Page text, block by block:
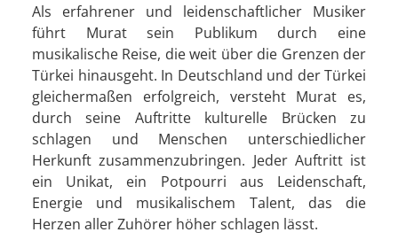
Als erfahrener und leidenschaftlicher Musiker
führt Murat sein Publikum durch eine
musikalische Reise, die weit über die Grenzen der
Türkei hinausgeht. In Deutschland und der Türkei
gleichermaßen erfolgreich, versteht Murat es,
durch seine Auftritte kulturelle Brücken zu
schlagen und Menschen unterschiedlicher
Herkunft zusammenzubringen. Jeder Auftritt ist
ein Unikat, ein Potpourri aus Leidenschaft,
Energie und musikalischem Talent, das die
Herzen aller Zuhörer höher schlagen lässt.